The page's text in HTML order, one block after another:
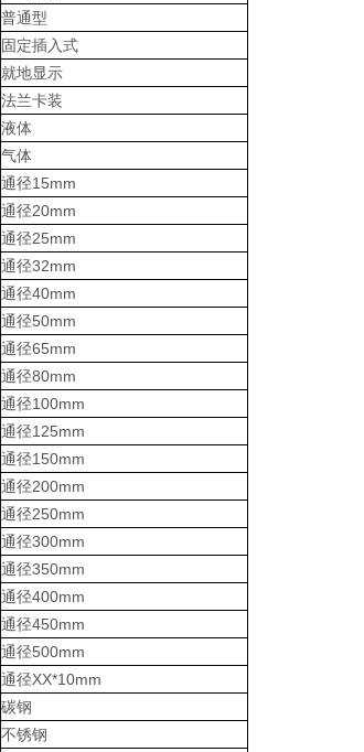
普通型
固定插入式
就地显示
法兰卡装
液体
气体
通径15mm
通径20mm
通径25mm
通径32mm
通径40mm
通径50mm
通径65mm
通径80mm
通径100mm
通径125mm
通径150mm
通径200mm
通径250mm
通径300mm
通径350mm
通径400mm
通径450mm
通径500mm
通径XX*10mm
碳钢
不锈钢